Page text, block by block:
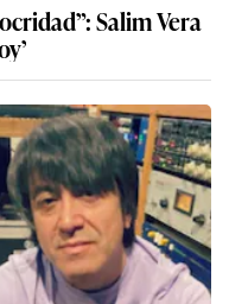
Salim Vera